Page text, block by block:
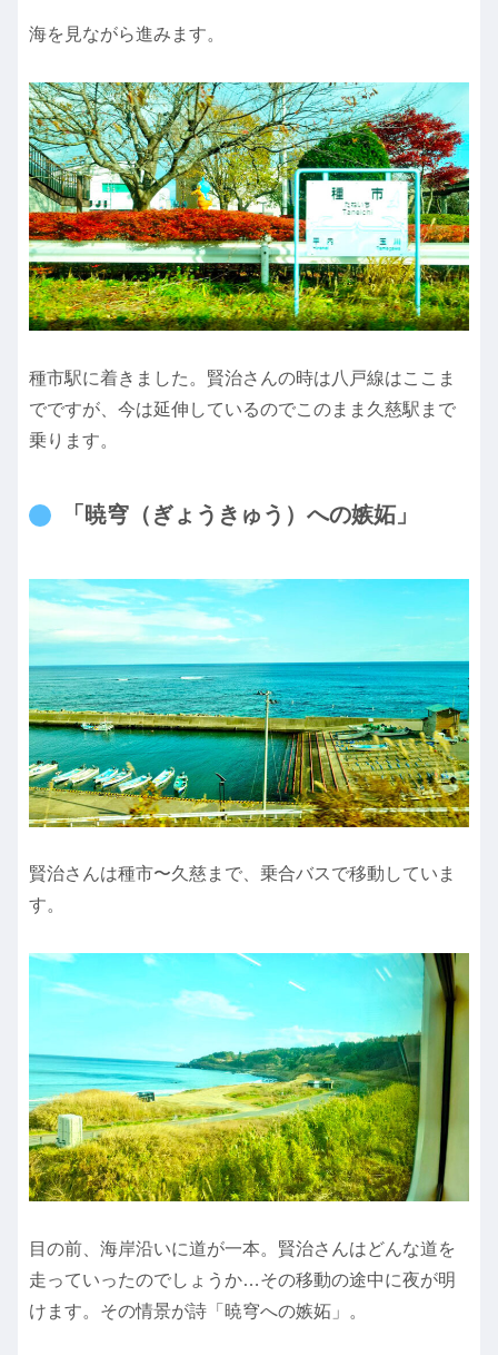
海を見ながら進みます。
種市駅に着きました。賢治さんの時は八戸線はここま
でですが、今は延伸しているのでこのまま久慈駅まで
乗ります。
「暁穹（ぎょうきゅう）への嫉妬」
賢治さんは種市〜久慈まで、乗合バスで移動していま
す。
目の前、海岸沿いに道が一本。賢治さんはどんな道を
走っていったのでしょうか…その移動の途中に夜が明
けます。その情景が詩「暁穹への嫉妬」。